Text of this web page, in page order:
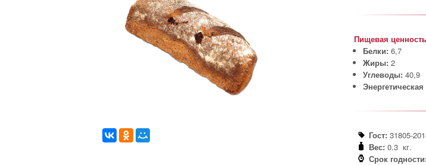
Пищевая
Белки: 6,7
Жиры: 2
Углеводы: 40,9
Гост: 31805-
Вес: 0.3 кг.
Срок